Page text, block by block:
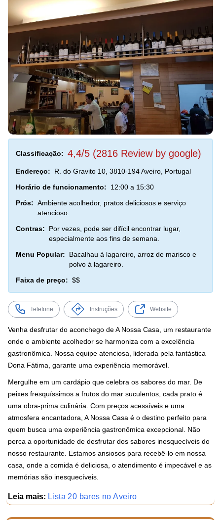
Classificação: 4,4/5 (2816 Review by google)
Endereço:
R. do Gravito 10, 3810-194 Aveiro, Portugal
Horário de funcionamento:
12:00 a 15:30
Prós: Ambiente acolhedor, pratos deliciosos e serviço
atencioso.
Contras:
Por vezes, pode ser difícil encontrar lugar,
especialmente aos fins de semana.
Menu Popular:
Bacalhau à lagareiro, arroz de marisco e
polvo à lagareiro.
Faixa de preço: $$
Telefone Instruções Website
Venha desfrutar do aconchego de A Nossa Casa, um restaurante
onde o ambiente acolhedor se harmoniza com a excelência
gastronômica. Nossa equipe atenciosa, liderada pela fantástica
Dona Fátima, garante uma experiência memorável.
Mergulhe em um cardápio que celebra os sabores do mar. De
peixes fresquíssimos a frutos do mar suculentos, cada prato é
uma obra-prima culinária. Com preços acessíveis e uma
atmosfera encantadora, A Nossa Casa é o destino perfeito para
quem busca uma experiência gastronômica excepcional. Não
perca a oportunidade de desfrutar dos sabores inesquecíveis do
nosso restaurante. Estamos ansiosos para recebê-lo em nossa
casa, onde a comida é deliciosa, o atendimento é impecável e as
memórias são inesquecíveis.
Leia mais: Lista 20 bares no Aveiro